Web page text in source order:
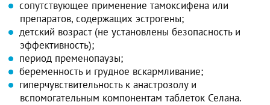
сопутствующее применение тамоксифена или
препаратов, содержащих эстрогены;
детский возраст (не установлены безопасность и
эффективность);
период пременопаузы;
беременность и грудное вскармливание;
гиперчувствительность к анастрозолу и
вспомогательным компонентам таблеток Селана.